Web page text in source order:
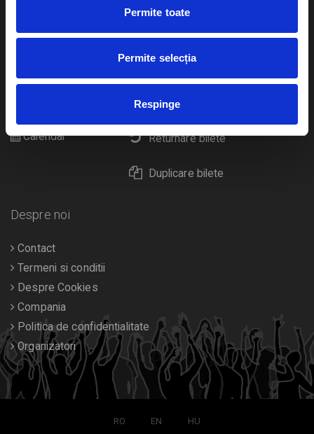
Permite toate
Permite selecția
Respinge
Plata online sau cash
eBilet printat acasa
Livrare prin curier
Returnare bilete
Duplicare bilete
festivaluri
Cultura
Calendar
Despre noi
Contact
Termeni si conditii
Despre Cookies
Compania
Politica de confidentialitate
Organizatori
RO EN HU